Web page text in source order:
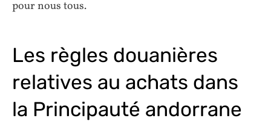
pour nous tous.
Les règles douanières
relatives au achats dans
la Principauté andorrane